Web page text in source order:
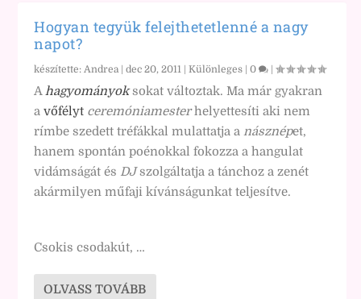
Hogyan tegyük felejthetetlenné a nagy
napot?
készítette:Andrea |dec 20, 2011 |Különleges |0 |
Ahagyományoksokat változtak. Ma már gyakran
avőfélyt ceremóniamesterhelyettesíti aki nem
rímbe szedett tréfákkal mulattatja anásznépet,
hanem spontán poénokkal fokozza a hangulat
vidámságát és DJszolgáltatja a tánchoz a zenét
akármilyen műfaji kívánságunkat teljesítve.
Csokis csodakút, …
OLVASS TOVÁBB